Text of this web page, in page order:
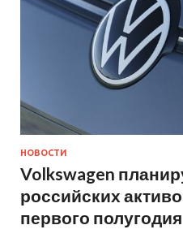
НОВОСТИ
Volkswagen
российских
первого полугодия